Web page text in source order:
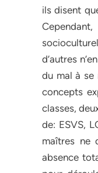
ils disent
d’autres
du mal à se
concepts
classes,
de: ESVS,
maîtres ne
absence